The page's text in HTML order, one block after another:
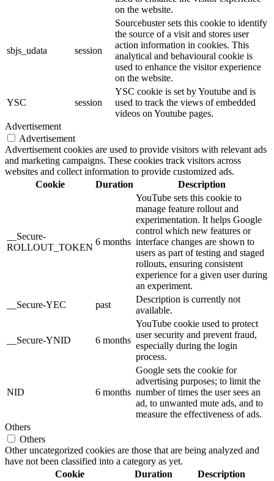
on the website.
sbjs_udata session
Sourcebuster sets this cookie to identify
the source of a visit and stores user
action information in cookies. This
analytical and behavioural cookie is
used to enhance the visitor experience
on the website.
YSC session
YSC cookie is set by Youtube and is
used to track the views of embedded
videos on Youtube pages.
Advertisement
Advertisement
Advertisement cookies are used to provide visitors with relevant ads
and marketing campaigns. These cookies track visitors across
websites and collect information to provide customized ads.
Cookie
Duration Description
__Secure-
ROLLOUT_TOKEN
6 months
YouTube sets this cookie to
manage feature rollout and
experimentation. It helps Google
control which new features or
interface changes are shown to
users as part of testing and staged
rollouts, ensuring consistent
experience for a given user during
an experiment.
__Secure-YEC
past
Description is currently not
available.
__Secure-YNID 6 months
YouTube cookie used to protect
user security and prevent fraud,
especially during the login
process.
NID 6 months
Google sets the cookie for
advertising purposes; to limit the
number of times the user sees an
ad, to unwanted mute ads, and to
measure the effectiveness of ads.
Others
Others
Other uncategorized cookies are those that are being analyzed and
have not been classified into a category as yet.
Cookie
Duration Description